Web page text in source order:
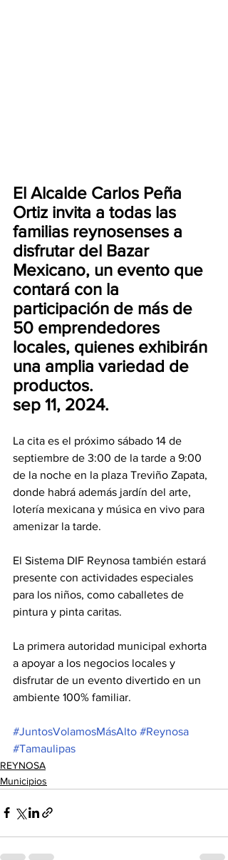
El Alcalde Carlos Peña
Ortiz invita a todas las
familias reynosenses a
disfrutar del Bazar
Mexicano, un evento que
contará con la
participación de más de
50 emprendedores
locales, quienes exhibirán
una amplia variedad de
productos.
sep 11, 2024.
La cita es el próximo sábado 14 de
septiembre de 3:00 de la tarde a 9:00
de la noche en la plaza Treviño Zapata,
donde habrá además jardín del arte,
lotería mexicana y música en vivo para
amenizar la tarde.
El Sistema DIF Reynosa también estará
presente con actividades especiales
para los niños, como caballetes de
pintura y pinta caritas.
La primera autoridad municipal exhorta
a apoyar a los negocios locales y
disfrutar de un evento divertido en un
ambiente 100% familiar.
#JuntosVolamosMásAlto #Reynosa
#Tamaulipas
REYNOSA
Municipios